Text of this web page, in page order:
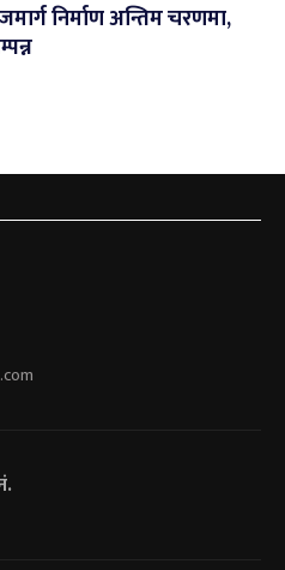
निर्माण अन्तिम चरणमा,